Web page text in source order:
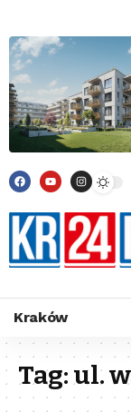
Kraków
Tag:ul.